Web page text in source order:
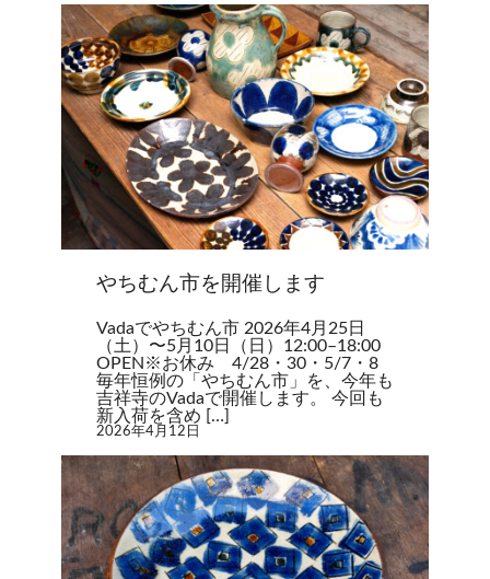
やちむん市を開催します
Vadaでやちむん市 2026年4月25日
（土）〜5月10日（日）12:00–18:00
OPEN※お休み 4/28・30・5/7・8
毎年恒例の「やちむん市」を、今年も
吉祥寺のVadaで開催します。 今回も
新入荷を含め […]
2026年4月12日